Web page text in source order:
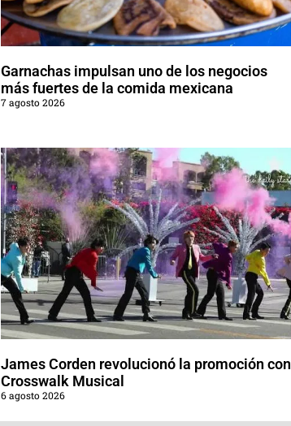
Garnachas impulsan uno de los negocios
más fuertes de la comida mexicana
7 agosto 2026
James Corden revolucionó la promoción con
Crosswalk Musical
6 agosto 2026